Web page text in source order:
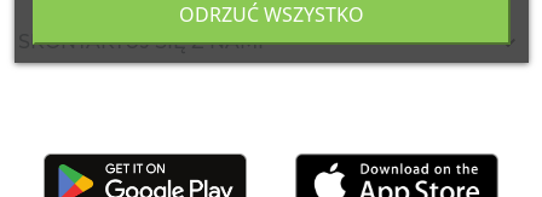
SKONTAKTUJ SIĘ Z NAMI 
ODRZUĆ WSZYSTKO